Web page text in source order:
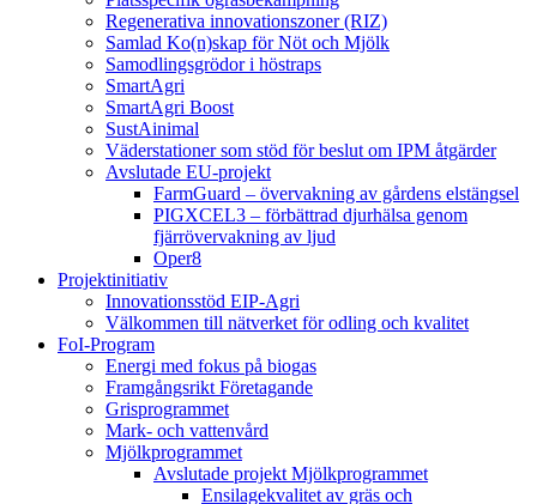
Regenerativa innovationszoner (RIZ)
Samlad Ko(n)skap för Nöt och Mjölk
Samodlingsgrödor i höstraps
SmartAgri
SmartAgri Boost
SustAinimal
Väderstationer som stöd för beslut om IPM åtgärder
Avslutade EU-projekt
FarmGuard – övervakning av gårdens elstängsel
PIGXCEL3 – förbättrad djurhälsa genom
fjärrövervakning av ljud
Oper8
Projektinitiativ
Innovationsstöd EIP-Agri
Välkommen till nätverket för odling och kvalitet
FoI-Program
Energi med fokus på biogas
Framgångsrikt Företagande
Grisprogrammet
Mark- och vattenvård
Mjölkprogrammet
Avslutade projekt Mjölkprogrammet
Ensilagekvalitet av gräs och